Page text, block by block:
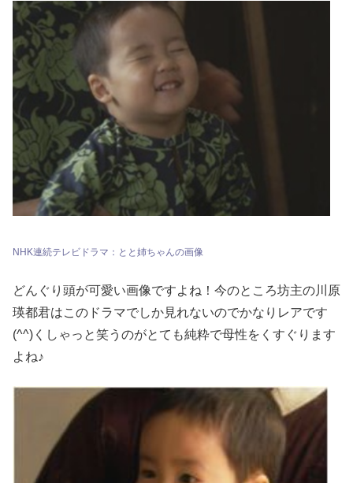
NHK連続テレビドラマ：とと姉ちゃんの画像
どんぐり頭が可愛い画像ですよね！今のところ坊主の川原
瑛都君はこのドラマでしか見れないのでかなりレアです
(^^)くしゃっと笑うのがとても純粋で母性をくすぐります
よね♪